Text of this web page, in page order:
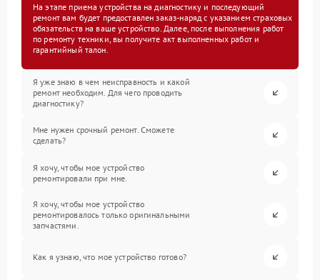
На этапе приема устройства на диагностику и последующий
ремонт вам будет предоставлен заказ-наряд с указанием страховых
обязательств на ваше устройство. Далее, после выполнения работ
по ремонту техники, вы получите акт выполненных работ и
гарантийный талон.
Я уже знаю в чем неисправность и какой
ремонт необходим. Для чего проводить
диагностику?
Мне нужен срочный ремонт. Сможете
сделать?
Я хочу, чтобы мое устройство
ремонтировали при мне.
Я хочу, чтобы мое устройство
ремонтировалось только оригинальными
запчастями.
Как я узнаю, что мое устройство готово?